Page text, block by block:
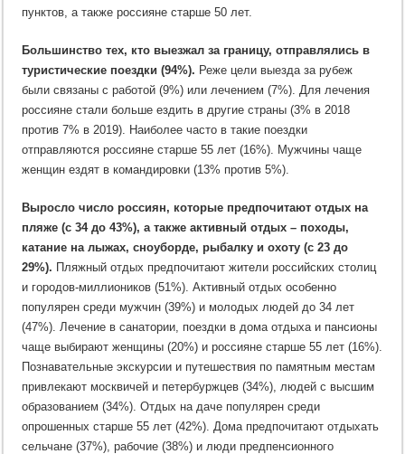
пунктов, а также россияне старше 50 лет.
Большинство тех, кто выезжал за границу, отправлялись в
туристические поездки (94%). Реже цели выезда за рубеж
были связаны с работой (9%) или лечением (7%). Для лечения
россияне стали больше ездить в другие страны (3% в 2018
против 7% в 2019). Наиболее часто в такие поездки
отправляются россияне старше 55 лет (16%). Мужчины чаще
женщин ездят в командировки (13% против 5%).
Выросло число россиян, которые предпочитают отдых на
пляже (с 34 до 43%), а также активный отдых – походы,
катание на лыжах, сноуборде, рыбалку и охоту (с 23 до
29%). Пляжный отдых предпочитают жители российских столиц
и городов-миллиоников (51%). Активный отдых особенно
популярен среди мужчин (39%) и молодых людей до 34 лет
(47%). Лечение в санатории, поездки в дома отдыха и пансионы
чаще выбирают женщины (20%) и россияне старше 55 лет (16%).
Познавательные экскурсии и путешествия по памятным местам
привлекают москвичей и петербуржцев (34%), людей с высшим
образованием (34%). Отдых на даче популярен среди
опрошенных старше 55 лет (42%). Дома предпочитают отдыхать
сельчане (37%), рабочие (38%) и люди предпенсионного